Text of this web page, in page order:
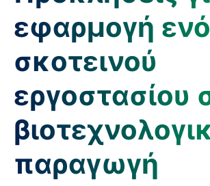
εφαρμογή
σκοτεινού
εργοστασίου
παραγωγή